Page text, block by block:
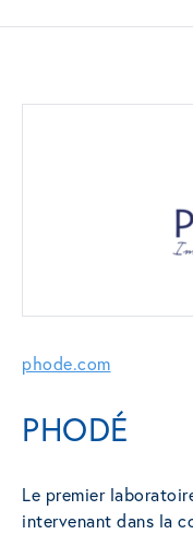
phode.com
PHODÉ
Le premier
intervenant dans la